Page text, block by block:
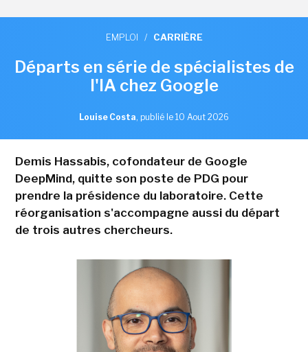
EMPLOI / CARRIÈRE
Départs en série de spécialistes de
l'IA chez Google
Louise Costa, publié le 10 Aout 2026
Demis Hassabis, cofondateur de Google
DeepMind, quitte son poste de PDG pour
prendre la présidence du laboratoire. Cette
réorganisation s'accompagne aussi du départ
de trois autres chercheurs.